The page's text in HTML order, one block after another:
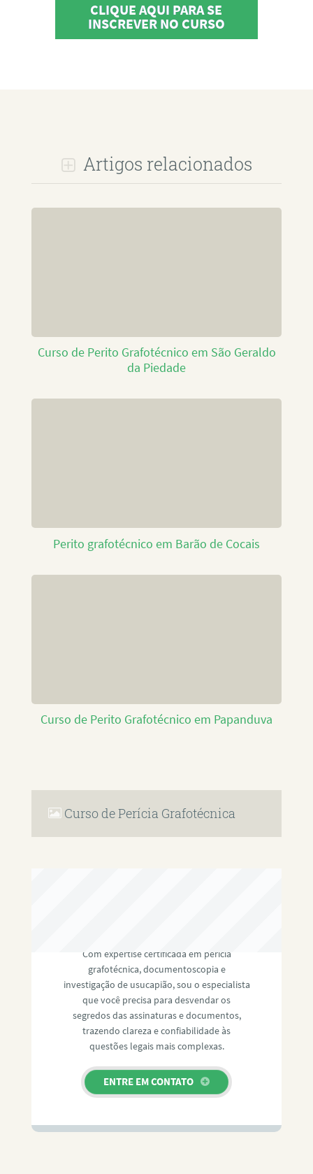
CLIQUE AQUI PARA SE
INSCREVER NO CURSO
Artigos relacionados
Curso de Perito Grafotécnico em São Geraldo
da Piedade
Perito grafotécnico em Barão de Cocais
Curso de Perito Grafotécnico em Papanduva
Curso de Perícia Grafotécnica
Com expertise certificada em perícia
grafotécnica, documentoscopia e
investigação de usucapião, sou o especialista
que você precisa para desvendar os
segredos das assinaturas e documentos,
trazendo clareza e confiabilidade às
questões legais mais complexas.
ENTRE EM CONTATO